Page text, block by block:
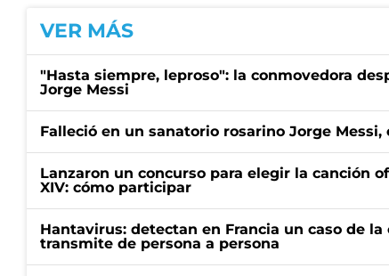
VER MÁS
"Hasta siempre, leproso": la conmovedora
Jorge Messi
Falleció en un sanatorio rosarino Jorge Messi,
Lanzaron un concurso para elegir la canción
XIV: cómo participar
Hantavirus: detectan en Francia un caso de la
transmite de persona a persona